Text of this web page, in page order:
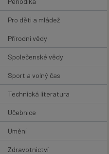
Pro děti a mládež
Přírodní vědy
Společenské vědy
Sport a volný čas
Technická literatura
Učebnice
Umění
Zdravotnictví